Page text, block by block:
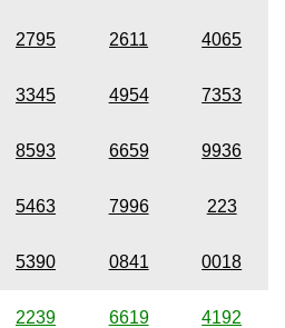
2795 2611 4065
3345 4954 7353
8593 6659 9936
5463 7996 223
5390 0841 0018
2239 6619 4192